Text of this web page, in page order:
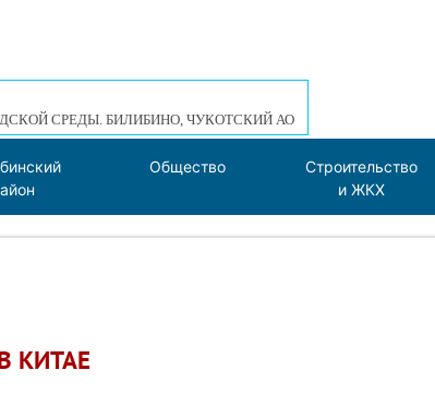
СРЕДЫ. БИЛИБИНО, ЧУКОТСКИЙ АО
Общество
Строительство
и ЖКХ
КИТАЕ